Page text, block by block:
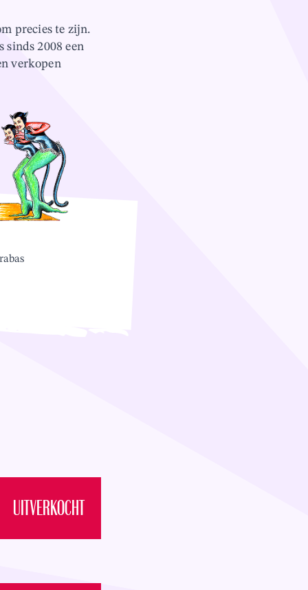
precies te zijn.
2008 een
verkopen
UITVERKOCHT